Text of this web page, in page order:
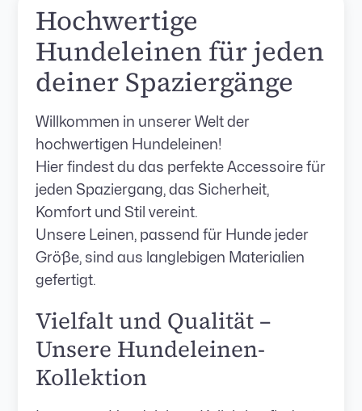
Hochwertige
Hundeleinen für jeden
deiner Spaziergänge
Willkommen in unserer Welt der
hochwertigen Hundeleinen!
Hier findest du das perfekte Accessoire für
jeden Spaziergang, das Sicherheit,
Komfort und Stil vereint.
Unsere Leinen, passend für Hunde jeder
Größe, sind aus langlebigen Materialien
gefertigt.
Vielfalt und Qualität –
Unsere Hundeleinen-
Kollektion